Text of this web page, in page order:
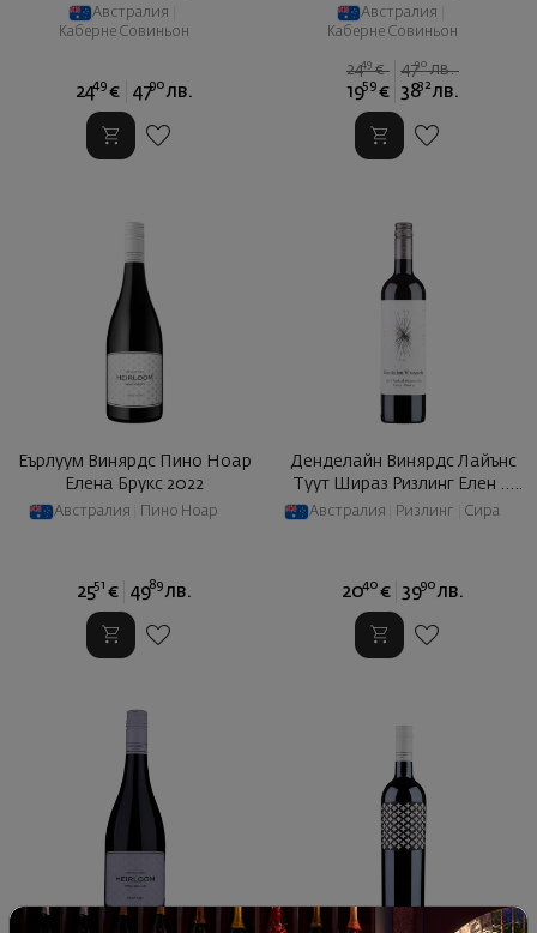
Австралия
Каберне Совиньон
2449 € 4790 лв.
Австралия
Каберне Совиньон
2449 € 4790 лв.
1959 € 3832 лв.
Еърлуум Винярдс Пино Ноар
Елена Брукс 2022
Австралия Пино Ноар
2551 € 4989 лв.
Денделайн Винярдс Лайънс
Туут Шираз Ризлинг Елен ...
2021
Австралия Ризлинг Сира
2040 € 3990 лв.